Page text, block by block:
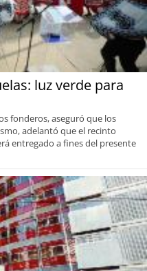
luz verde para
fonderos, aseguró que los
adelantó que el recinto
entregado a fines del presente